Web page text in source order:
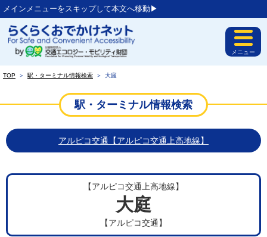
メインメニューをスキップして本文へ移動▶︎
メニュー
TOP ＞ 駅・ターミナル情報検索 ＞ 大庭
駅・ターミナル情報検索
アルピコ交通【アルピコ交通上高地線】
【アルピコ交通上高地線】
大庭
【アルピコ交通】